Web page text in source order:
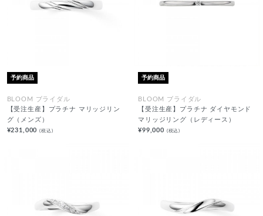
予約商品
BLOOM ブライダル
【受注生産】プラチナ マリッジリン
グ（メンズ）
¥231,000(税込)
予約商品
BLOOM ブライダル
【受注生産】プラチナ ダイヤモンド
マリッジリング（レディース）
¥99,000 (税込)